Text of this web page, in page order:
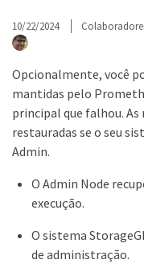
10/22/2024
Opcionalmente, você
mantidas pelo
principal que falhou.
restauradas se o seu
Admin.
O Admin Node
execução.
O sistema
de administração.